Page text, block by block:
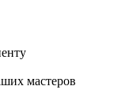
мастеров